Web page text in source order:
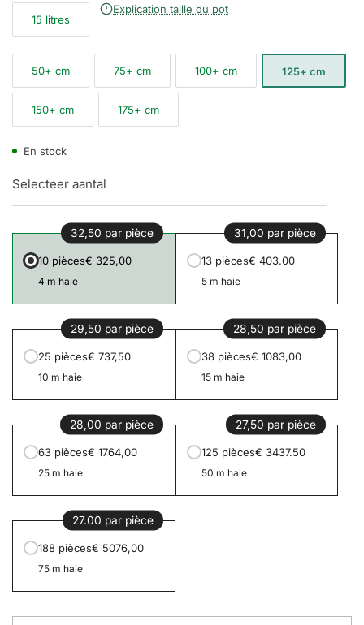
15 litres
Explication taille du pot
50+ cm 75+ cm 100+ cm 125+ cm
150+ cm 175+ cm
En stock
Selecteer aantal
32,50 par pièce
10 pièces€ 325,00
4 m haie
31,00 par pièce
13 pièces€ 403.00
5 m haie
29,50 par pièce
25 pièces€ 737,50
10 m haie
28,50 par pièce
38 pièces€ 1083,00
15 m haie
28,00 par pièce
63 pièces€ 1764,00
25 m haie
27,50 par pièce
125 pièces€ 3437.50
50 m haie
27.00 par pièce
188 pièces€ 5076,00
75 m haie